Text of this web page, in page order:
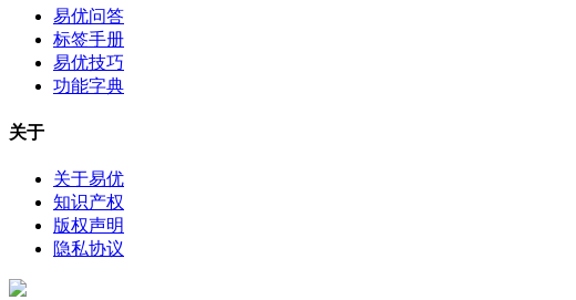
易优问答
标签手册
易优技巧
功能字典
关于
关于易优
知识产权
版权声明
隐私协议